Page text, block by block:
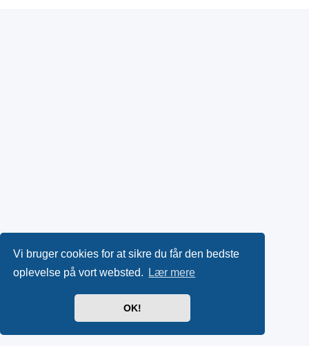
Vi bruger cookies for at sikre du får den bedste
oplevelse på vort websted.
Lær mere
OK!